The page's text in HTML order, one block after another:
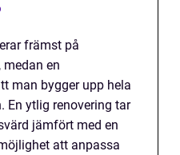
främst på
en
man bygger upp hela
En ytlig renovering tar
jämfört med en
att anpassa